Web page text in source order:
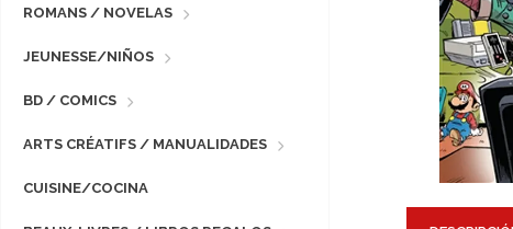
ROMANS / NOVELAS
JEUNESSE/NIÑOS
BD / COMICS
ARTS CRÉATIFS / MANUALIDADES
CUISINE/COCINA